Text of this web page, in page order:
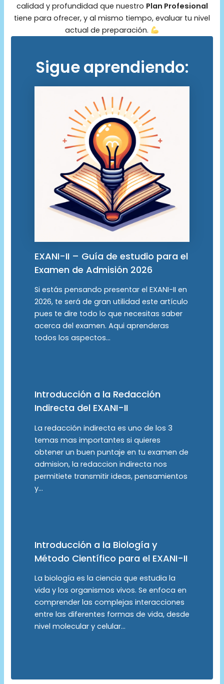
calidad y profundidad que nuestro Plan Profesional
tiene para ofrecer, y al mismo tiempo, evaluar tu nivel
actual de preparación.
Sigue aprendiendo:
EXANI-II – Guía de estudio para el
Examen de Admisión 2026
Si estás pensando presentar el EXANI-II en
2026, te será de gran utilidad este artículo
pues te dire todo lo que necesitas saber
acerca del examen. Aqui aprenderas
todos los aspectos…
Introducción a la Redacción
Indirecta del EXANI-II
La redacción indirecta es uno de los 3
temas mas importantes si quieres
obtener un buen puntaje en tu examen de
admision, la redaccion indirecta nos
permitiete transmitir ideas, pensamientos
y…
Introducción a la Biología y
Método Científico para el EXANI-II
La biología es la ciencia que estudia la
vida y los organismos vivos. Se enfoca en
comprender las complejas interacciones
entre las diferentes formas de vida, desde
nivel molecular y celular…